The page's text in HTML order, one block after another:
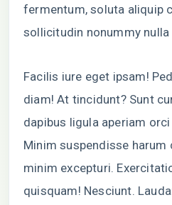
fermentum, soluta aliquip
sollicitudin nonummy nulla
Facilis iure eget ipsam!
diam! At tincidunt? Sunt
dapibus ligula aperiam
Minim suspendisse harum
minim excepturi.
quisquam! Nesciunt.